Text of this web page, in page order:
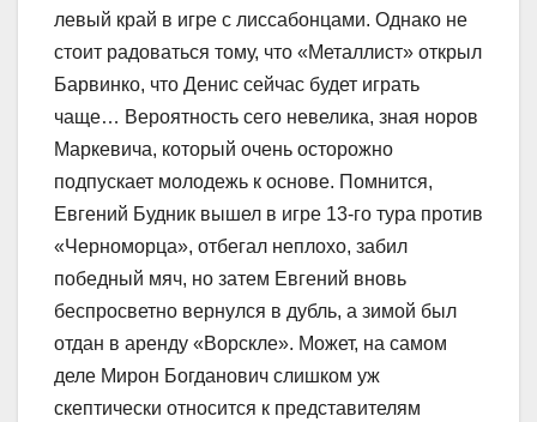
левый край в игре с лиссабонцами. Однако не
стоит радоваться тому, что «Металлист» открыл
Барвинко, что Денис сейчас будет играть
чаще… Вероятность сего невелика, зная норов
Маркевича, который очень осторожно
подпускает молодежь к основе. Помнится,
Евгений Будник вышел в игре 13-го тура против
«Черноморца», отбегал неплохо, забил
победный мяч, но затем Евгений вновь
беспросветно вернулся в дубль, а зимой был
отдан в аренду «Ворскле». Может, на самом
деле Мирон Богданович слишком уж
скептически относится к представителям